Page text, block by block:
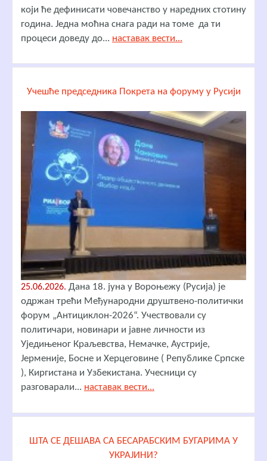
који ће дефинисати човечанство у наредних стотину
година. Једна моћна снага ради на томе да ти
процеси доведу до... наставак вести...
Учешће председника Покрета на форуму у Русији
25.06.2026. Дана 18. јуна у Вороњежу (Русија) је
одржан трећи Међународни друштвено-политички
форум „Антициклон-2026“. Учествовали су
политичари, новинари и јавне личности из
Уједињеног Краљевства, Немачке, Аустрије,
Јерменије, Босне и Херцеговине ( Републике Српске
), Киргистана и Узбекистана. Учесници су
разговарали... наставак вести...
ШТА СЕ ДЕШАВА СА БЕСАРАБСКИМ БУГАРИМА У
УКРАЈИНИ?